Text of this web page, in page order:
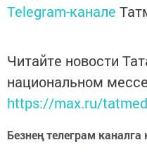
Telegram-канале
Читайте новости
национальном
https://max.ru/
Безнең телеграм